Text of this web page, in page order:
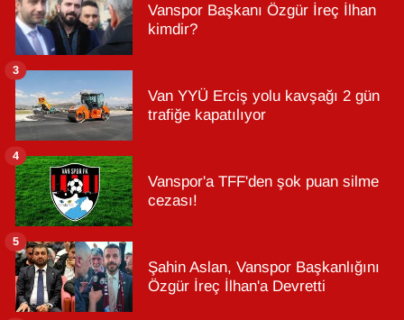
Vanspor Başkanı Özgür İreç İlhan
kimdir?
Van YYÜ Erciş yolu kavşağı 2 gün
trafiğe kapatılıyor
3
Vanspor'a TFF'den şok puan silme
cezası!
4
Şahin Aslan, Vanspor Başkanlığını
Özgür İreç İlhan'a Devretti
5